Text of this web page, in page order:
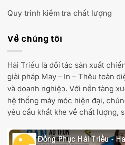
Quy trình kiểm tra chất lượng
Về chúng tôi
Hải Triều là đối tác sản xuất
giải pháp May – In – Thêu toàn
và doanh nghiệp. Với nền tảng
hệ thống máy móc hiện đại,
yêu cầu khắt khe về chất lượng,